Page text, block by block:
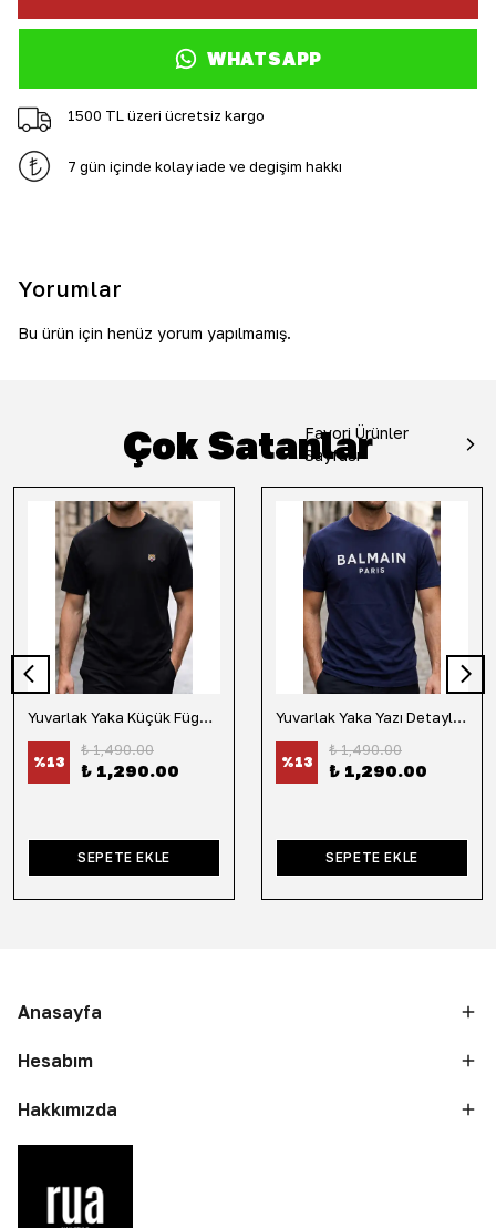
WHATSAPP
1500 TL üzeri ücretsiz kargo
7 gün içinde kolay iade ve değişim hakkı
Yorumlar
Bu ürün için henüz yorum yapılmamış.
Çok Satanlar
Favori Ürünler
Sayfası
Yuvarlak Yaka Küçük Fügür Detaylı Tişört-Siyah
%13
₺ 1,490.00
₺ 1,290.00
SEPETE EKLE
Yuvarlak Yaka Yazı Detaylı Tişört-Lacivert
%13
₺ 1,490.00
₺ 1,290.00
SEPETE EKLE
Anasayfa
Hesabım
Hakkımızda